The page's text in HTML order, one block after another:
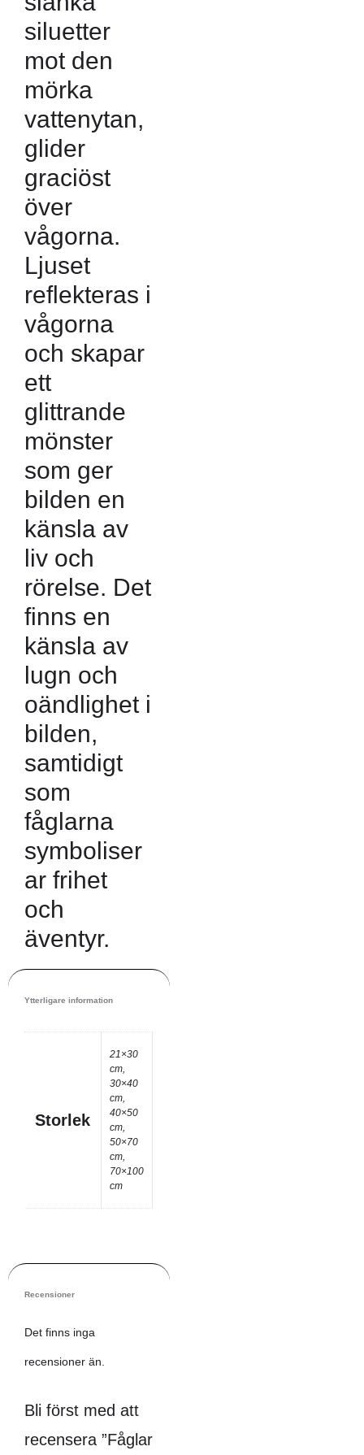
siluetter
mot den
mörka
vattenytan,
glider
graciöst
över
vågorna.
Ljuset
reflekteras i
vågorna
och skapar
ett
glittrande
mönster
som ger
bilden en
känsla av
liv och
rörelse. Det
finns en
känsla av
lugn och
oändlighet i
bilden,
samtidigt
som
fåglarna
symboliser
ar frihet
och
äventyr.
Ytterligare information
Storlek
21×30
cm,
30×40
cm,
40×50
cm,
50×70
cm,
70×100
cm
Recensioner
Det finns inga
recensioner än.
Bli först med att
recensera ”Fåglar